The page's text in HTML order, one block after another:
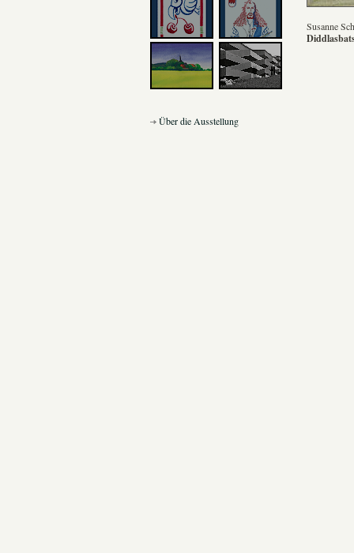
Susanne
Über die Ausstellung